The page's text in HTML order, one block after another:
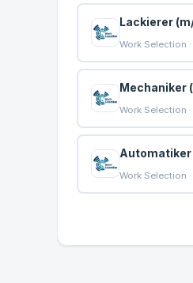
Lackierer
Work Selection
Mechaniker
Work Selection
Automatiker
Work Selection